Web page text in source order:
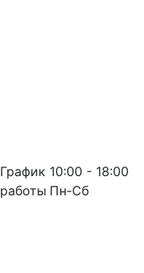
График
работы
10:00 - 18:00
Пн-Сб